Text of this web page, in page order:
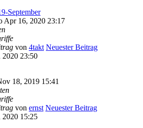
September
Apr 16, 2020 23:17
von 4takt Neuester Beitrag
2020 23:50
18, 2019 15:41
von ernst Neuester Beitrag
2020 15:25